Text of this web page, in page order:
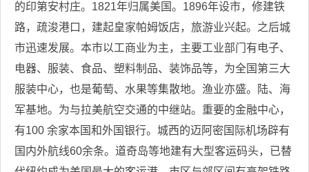
的印第安村庄。1821年归属美国。1896年设市，修建铁
路，疏浚港口，建起皇家帕姆饭店，旅游业兴起。之后城
市迅速发展。本市以工商业为主，主要工业部门有电子、
电器、服装、食品、塑料制品、装饰品等，为全国第三大
服装中心，也是葡萄、水果等集散地。渔业亦盛。陆、海
军基地。为与拉美航空交通的中继站。重要的金融中心，
有100 余家本国和外国银行。城西的迈阿密国际机场辟有
国内外航线60余条。道奇岛等地建有大型客运码头，已替